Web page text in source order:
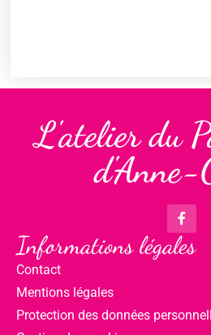
L'atelier du
d'Anne-
Informations légales
Contact
Mentions légales
Protection des données